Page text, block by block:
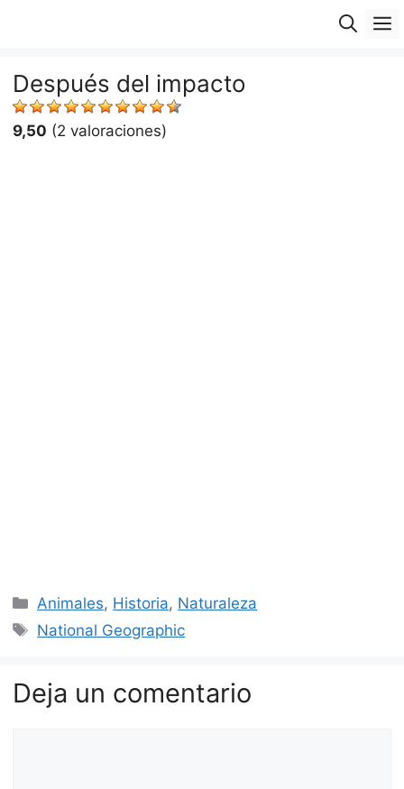
Después del impacto
9,50 (2 valoraciones)
Categorías
Animales, Historia, Naturaleza
Etiquetas
National Geographic
Deja un comentario